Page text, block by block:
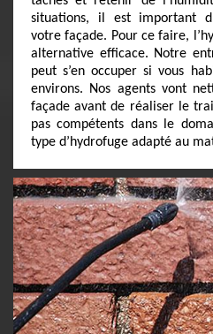
situations, il est important
votre façade. Pour ce faire,
alternative efficace. Notre
peut s’en occuper si vous
environs. Nos agents vont
façade avant de réaliser le
pas compétents dans le
type d’hydrofuge adapté au